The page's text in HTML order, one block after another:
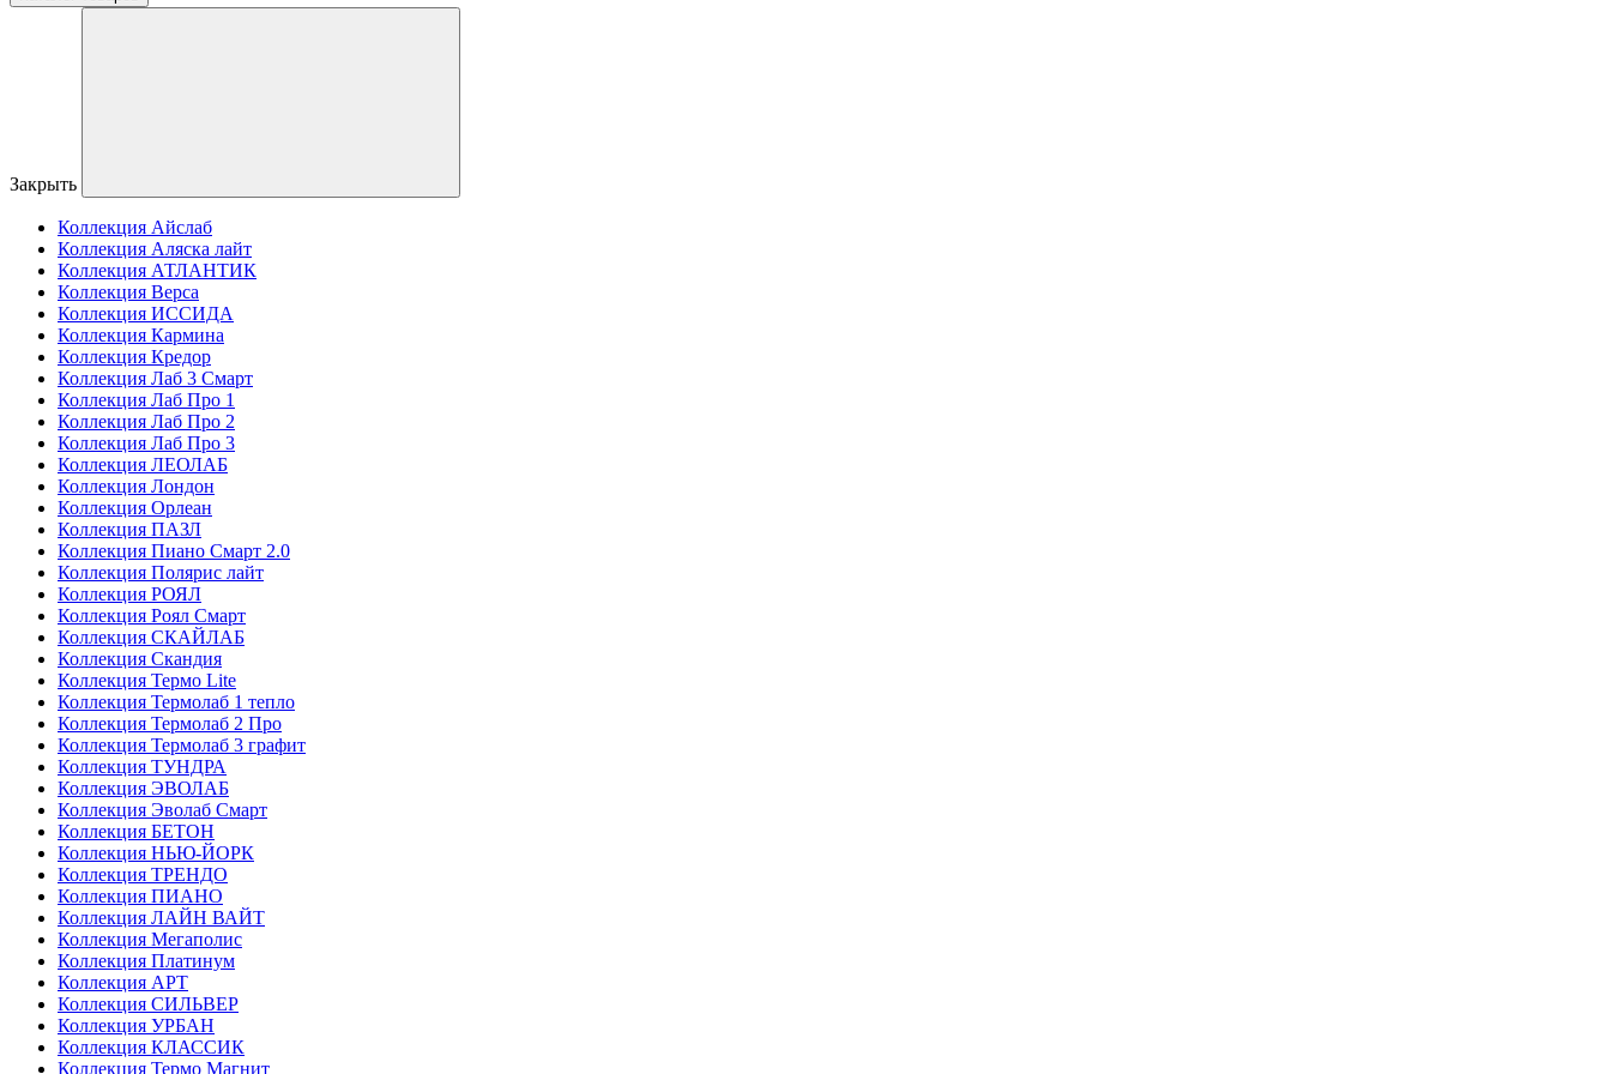
Закрыть
Коллекция Айслаб
Коллекция Аляска лайт
Коллекция АТЛАНТИК
Коллекция Верса
Коллекция ИССИДА
Коллекция Кармина
Коллекция Кредор
Коллекция Лаб 3 Смарт
Коллекция Лаб Про 1
Коллекция Лаб Про 2
Коллекция Лаб Про 3
Коллекция ЛЕОЛАБ
Коллекция Лондон
Коллекция Орлеан
Коллекция ПАЗЛ
Коллекция Пиано Смарт 2.0
Коллекция Полярис лайт
Коллекция РОЯЛ
Коллекция Роял Смарт
Коллекция СКАЙЛАБ
Коллекция Скандия
Коллекция Термо Lite
Коллекция Термолаб 1 тепло
Коллекция Термолаб 2 Про
Коллекция Термолаб 3 графит
Коллекция ТУНДРА
Коллекция ЭВОЛАБ
Коллекция Эволаб Смарт
Коллекция БЕТОН
Коллекция НЬЮ-ЙОРК
Коллекция ТРЕНДО
Коллекция ПИАНО
Коллекция ЛАЙН ВАЙТ
Коллекция Мегаполис
Коллекция Платинум
Коллекция АРТ
Коллекция СИЛЬВЕР
Коллекция УРБАН
Коллекция КЛАССИК
Коллекция Термо Магнит